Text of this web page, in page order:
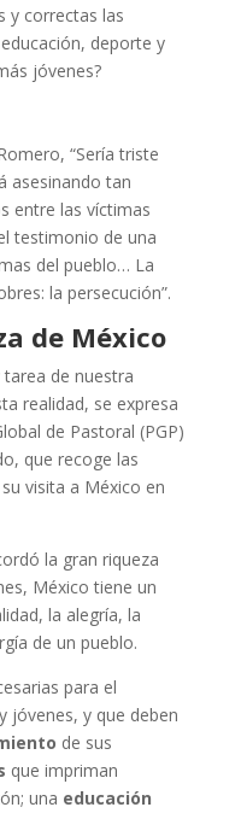
y correctas las
deporte y
jóvenes?
“Sería triste
asesinando tan
entre las víctimas
testimonio de una
del pueblo… La
la persecución”.
de México
tarea de nuestra
realidad, se expresa
de Pastoral (PGP)
que recoge las
visita a México en
la gran riqueza
México tiene un
la alegría, la
de un pueblo.
para el
jóvenes, y que deben
de sus
que impriman
una educación